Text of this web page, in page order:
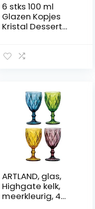
6 stks 100 ml
Glazen Kopjes
Kristal Dessert
Cup Fruitschalen
Transparant
ARTLAND, glas,
Highgate kelk,
meerkleurig, 4